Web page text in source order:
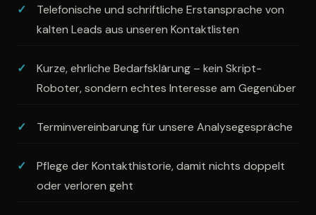
Telefonische und schriftliche Erstansprache von
kalten Leads aus unseren Kontaktlisten
Kurze, ehrliche Bedarfsklärung – kein Skript-
Roboter, sondern echtes Interesse am Gegenüber
Terminvereinbarung für unsere Analysegespräche
Pflege der Kontakthistorie, damit nichts doppelt
oder verloren geht